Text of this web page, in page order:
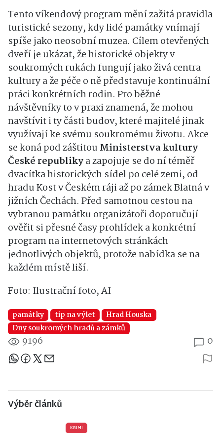
Tento víkendový program mění zažitá pravidla
turistické sezony, kdy lidé památky vnímají
spíše jako neosobní muzea. Cílem otevřených
dveří je ukázat, že historické objekty v
soukromých rukách fungují jako živá centra
kultury a že péče o ně představuje kontinuální
práci konkrétních rodin. Pro běžné
návštěvníky to v praxi znamená, že mohou
navštívit i ty části budov, které majitelé jinak
využívají ke svému soukromému životu. Akce
se koná pod záštitou Ministerstva kultury
České republikya zapojuje se do ní téměř
dvacítka historických sídel po celé zemi, od
hradu Kost v Českém ráji až po zámek Blatná v
jižních Čechách. Před samotnou cestou na
vybranou památku organizátoři doporučují
ověřit si přesné časy prohlídek a konkrétní
program na internetových stránkách
jednotlivých objektů, protože nabídka se na
každém místě liší.
Foto: Ilustrační foto, AI
památky tip na výlet
Hrad Houska
Dny soukromých hradů a zámků
9196 0
Sdílejte článek
Výběr článků
KRIMI